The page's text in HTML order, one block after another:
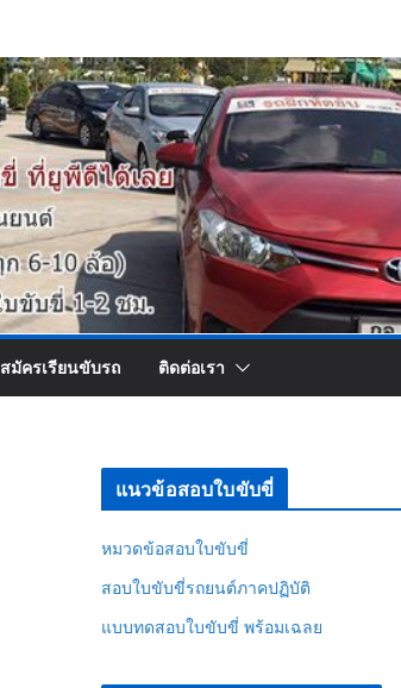
สมัครเรียนขับรถ ติดต่อเรา
แนวข้อสอบใบขับขี่
หมวดข้อสอบใบขับขี่
สอบใบขับขี่รถยนต์ภาคปฏิบัติ
แบบทดสอบใบขับขี่ พร้อมเฉลย